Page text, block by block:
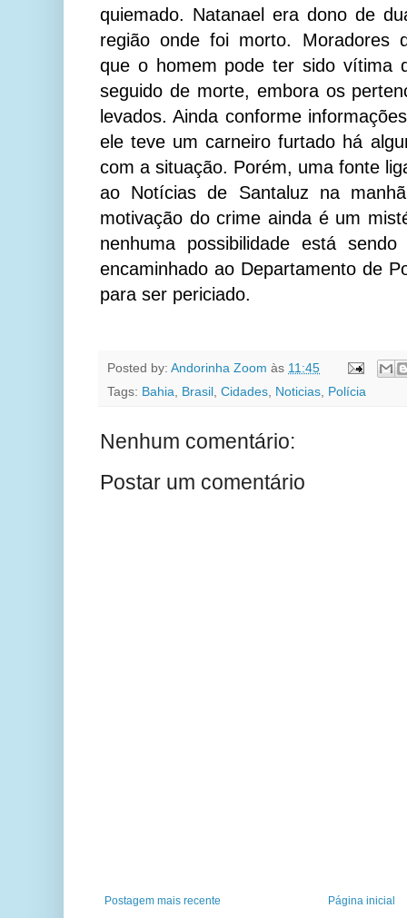
quiemado. Natanael era dono de
região onde foi morto. Moradores
que o homem pode ter sido vítima
seguido de morte, embora os
levados. Ainda conforme
ele teve um carneiro furtado há
com a situação. Porém, uma fonte
ao Notícias de Santaluz na
motivação do crime ainda é um
nenhuma possibilidade está
encaminhado ao Departamento de
para ser periciado.
Posted by: Andorinha Zoom às 11:45
Tags: Bahia, Brasil , Cidades, Noticias, Polícia
Nenhum comentário:
Postar um comentário
Postagem mais recente Página inicial